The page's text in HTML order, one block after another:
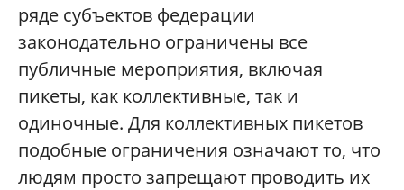
ряде субъектов федерации
законодательно ограничены все
публичные мероприятия, включая
пикеты, как коллективные, так и
одиночные. Для коллективных пикетов
подобные ограничения означают то, что
людям просто запрещают проводить их